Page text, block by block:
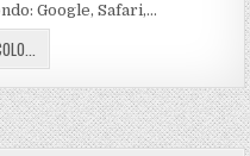
Google, Safari,…